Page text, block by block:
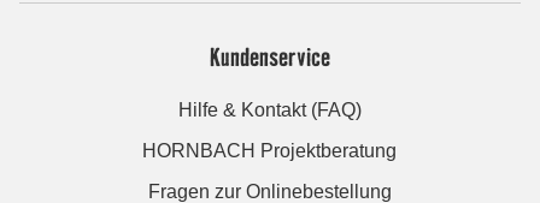
Kundenservice
Hilfe & Kontakt (FAQ)
HORNBACH Projektberatung
Fragen zur Onlinebestellung